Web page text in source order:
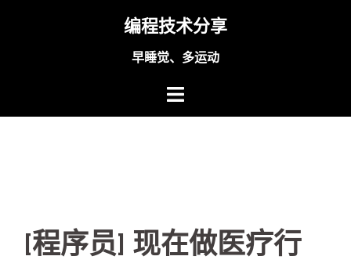
编程技术分享
早睡觉、多运动
[程序员] 现在做医疗行